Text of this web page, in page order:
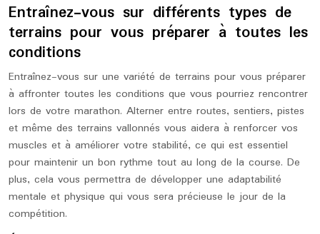
Entraînez-vous sur différents types de
terrains pour vous préparer à toutes les
conditions
Entraînez-vous sur une variété de terrains pour vous préparer
à affronter toutes les conditions que vous pourriez rencontrer
lors de votre marathon. Alterner entre routes, sentiers, pistes
et même des terrains vallonnés vous aidera à renforcer vos
muscles et à améliorer votre stabilité, ce qui est essentiel
pour maintenir un bon rythme tout au long de la course. De
plus, cela vous permettra de développer une adaptabilité
mentale et physique qui vous sera précieuse le jour de la
compétition.